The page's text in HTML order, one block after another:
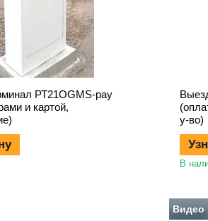
РТ21OGMS-pay
и картой,
у-во)
В
Видео